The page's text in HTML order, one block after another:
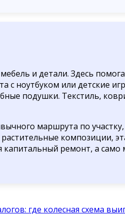
и детали. Здесь
с ноутбуком или детские
подушки. Текстиль,
маршрута по
композиции,
ремонт, а само
где колесная схема